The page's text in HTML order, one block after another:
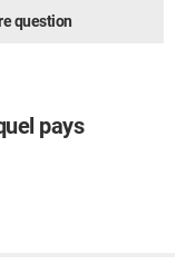
question
pays